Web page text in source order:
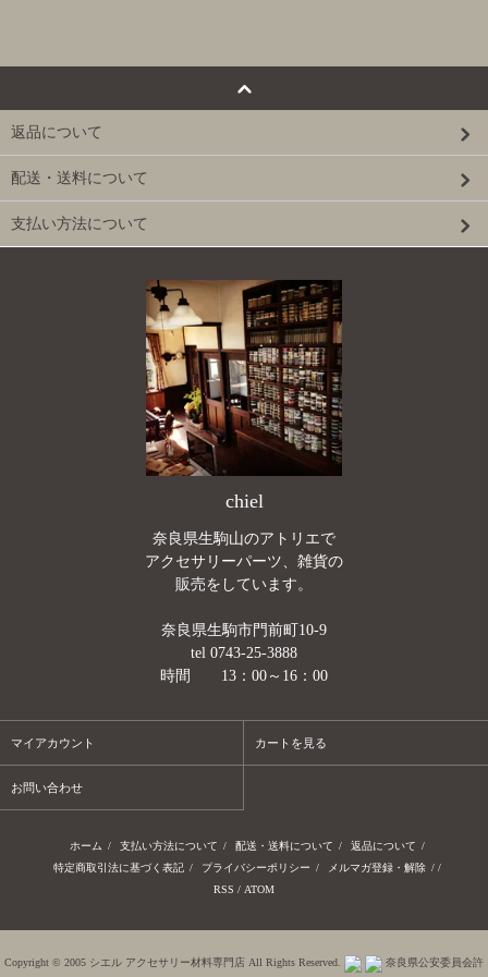
返品について
配送・送料について
支払い方法について
chiel
奈良県生駒山のアトリエで
アクセサリーパーツ、雑貨の
販売をしています。
奈良県生駒市門前町10-9
tel 0743-25-3888
時間 13：00～16：00
マイアカウント カートを見る
お問い合わせ
ホーム / 支払い方法について / 配送・送料について / 返品について /
特定商取引法に基づく表記 / プライバシーポリシー / メルマガ登録・解除 / /
RSS / ATOM
Copyright © 2005 シエル アクセサリー材料専門店 All Rights Reserved. 奈良県公安委員会許